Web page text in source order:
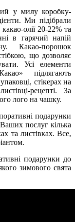
у милу коробку-
Ми підібрали
олії 20-22% та
в гарячий напій
Какао-порошок
що дозволяє
Усі елементи
підлягають
стікерах на
рецепті. За
лого на чашку.
подарунки
послуг кілька
та листівках. Все,
подарунки до
зимового свята